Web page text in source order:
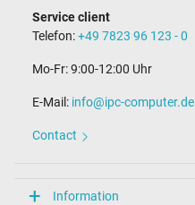
Service client
Telefon:+49 7823 96 123 - 0
Mo-Fr: 9:00-12:00 Uhr
E-Mail: info@ipc-computer.de
Contact
Information